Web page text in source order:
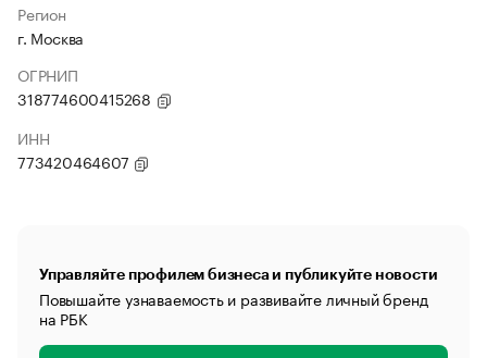
Регион
г. Москва
ОГРНИП
318774600415268
ИНН
773420464607
Управляйте профилем бизнеса и публикуйте новости
Повышайте узнаваемость и развивайте личный бренд
на РБК